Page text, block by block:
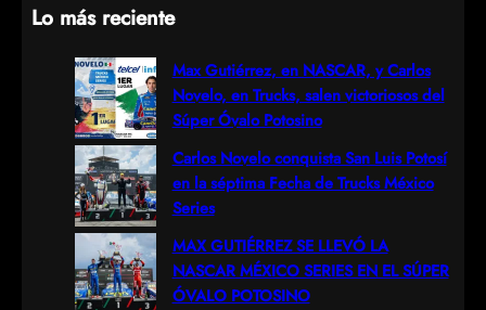
a
Lo más reciente
Max Gutiérrez, en NASCAR, y Carlos
Novelo, en Trucks, salen victoriosos del
Súper Óvalo Potosino
Carlos Novelo conquista San Luis Potosí
en la séptima Fecha de Trucks México
Series
MAX GUTIÉRREZ SE LLEVÓ LA
NASCAR MÉXICO SERIES EN EL SÚPER
ÓVALO POTOSINO